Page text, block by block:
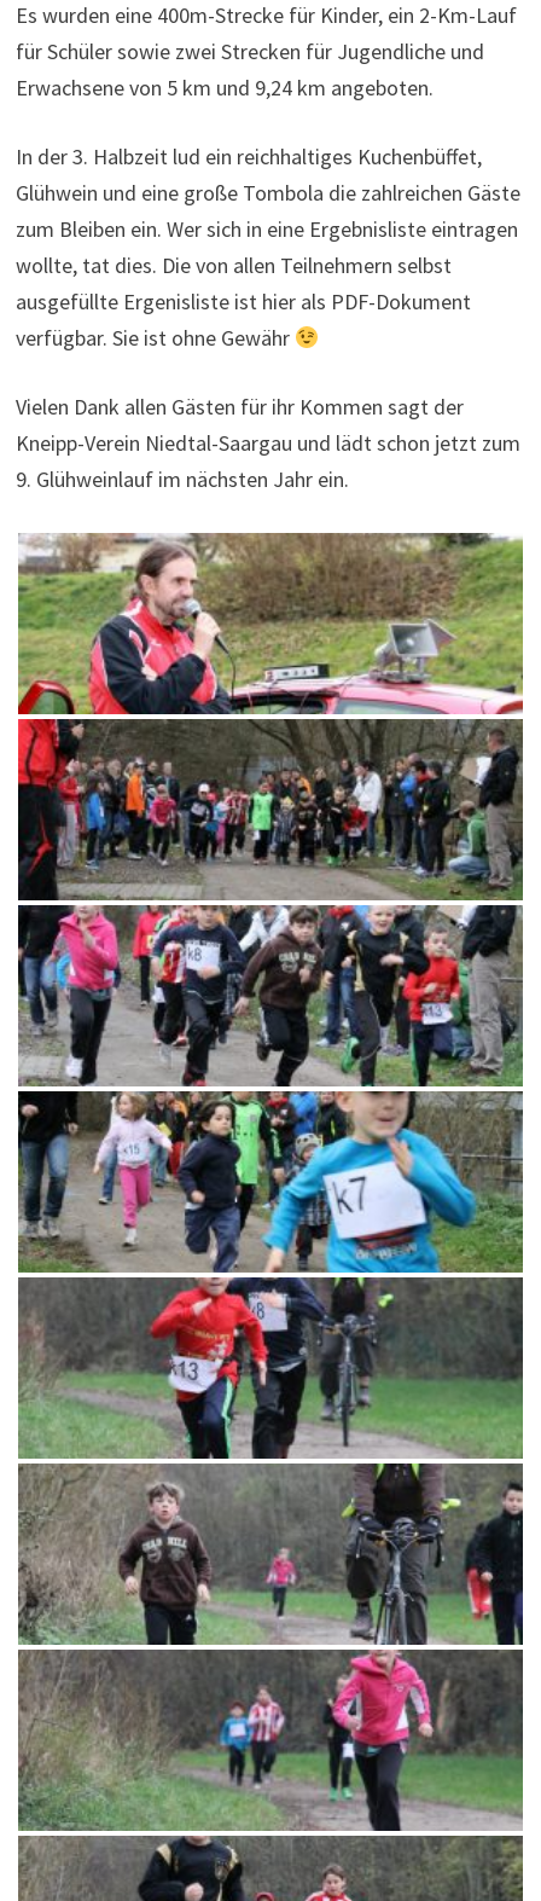
Es wurden eine 400m-Strecke für Kinder, ein 2-Km-Lauf
für Schüler sowie zwei Strecken für Jugendliche und
Erwachsene von 5 km und 9,24 km angeboten.
In der 3. Halbzeit lud ein reichhaltiges Kuchenbüffet,
Glühwein und eine große Tombola die zahlreichen Gäste
zum Bleiben ein. Wer sich in eine Ergebnisliste eintragen
wollte, tat dies. Die von allen Teilnehmern selbst
ausgefüllte Ergenisliste ist hier als PDF-Dokument
verfügbar. Sie ist ohne Gewähr
Vielen Dank allen Gästen für ihr Kommen sagt der
Kneipp-Verein Niedtal-Saargau und lädt schon jetzt zum
9. Glühweinlauf im nächsten Jahr ein.